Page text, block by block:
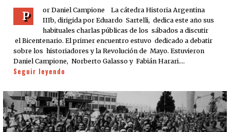
P
or Daniel Campione La cátedra Historia Argentina
IIIb, dirigida por Eduardo Sartelli, dedica este año sus
habituales charlas públicas de los sábados a discutir
el Bicentenario. El primer encuentro estuvo dedicado a debatir
sobre los historiadores y la Revolución de Mayo. Estuvieron
Daniel Campione, Norberto Galasso y Fabián Harari.…
Seguir leyendo